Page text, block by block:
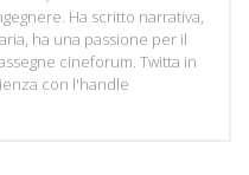
Ha scritto narrativa,
ha una passione per il
cineforum. Twitta in
con l'handle